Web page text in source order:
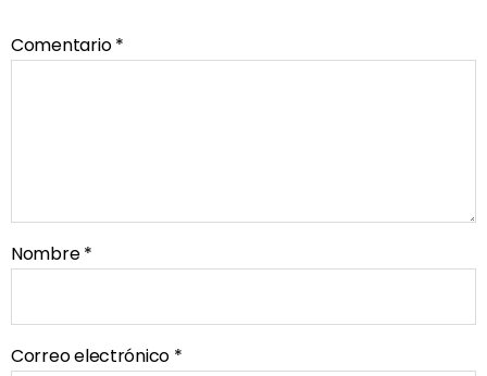
Comentario*
Nombre*
Correo electrónico *